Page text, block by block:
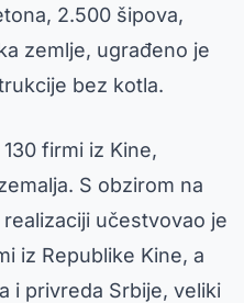
2.500 šipova,
zemlje, ugrađeno je
bez kotla.
firmi iz Kine,
S obzirom na
učestvovao je
iz Republike Kine, a
i privreda Srbije, veliki